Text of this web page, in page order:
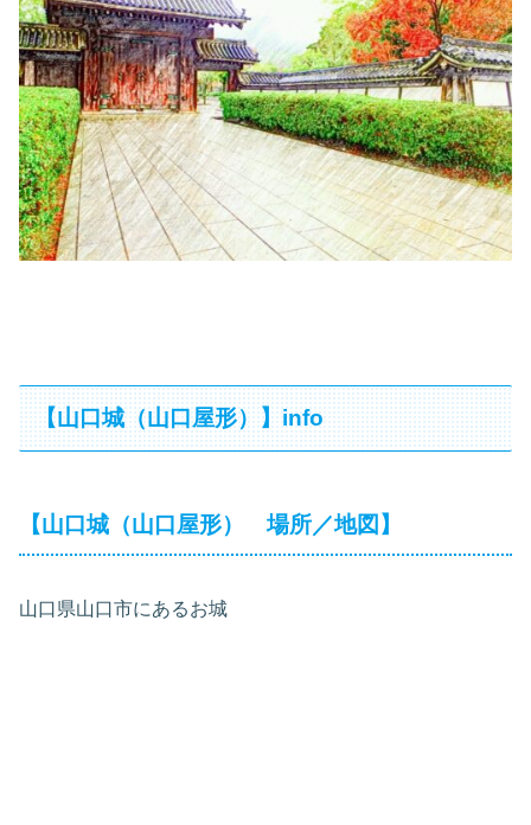
【山口城（山口屋形）】info
【山口城（山口屋形） 場所／地図】
山口県山口市にあるお城